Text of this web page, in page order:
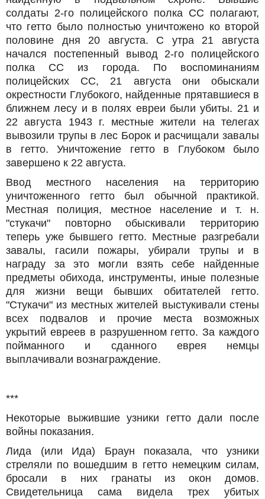
солдаты 2-го полицейского полка СС полагают,
что гетто было полностью уничтожено ко второй
половине дня 20 августа. С утра 21 августа
начался постепенный вывод 2-го полицейского
полка СС из города. По воспоминаниям
полицейских СС, 21 августа они обыскали
окрестности Глубокого, найденные прятавшиеся в
ближнем лесу и в полях евреи были убиты. 21 и
22 августа 1943 г. местные жители на телегах
вывозили трупы в лес Борок и расчищали завалы
в гетто. Уничтожение гетто в Глубоком было
завершено к 22 августа.
Ввод местного населения на территорию
уничтоженного гетто был обычной практикой.
Местная полиция, местное население и т. н.
"стукачи" повторно обыскивали территорию
теперь уже бывшего гетто. Местные разгребали
завалы, гасили пожары, убирали трупы и в
награду за это могли взять себе найденные
предметы обихода, инструменты, иные полезные
для жизни вещи бывших обитателей гетто.
"Стукачи" из местных жителей выстукивали стены
всех подвалов и прочие места возможных
укрытий евреев в разрушенном гетто. За каждого
пойманного и сданного еврея немцы
выплачивали вознаграждение.
***
Некоторые выжившие узники гетто дали после
войны показания.
Лида (или Ида) Браун показала, что узники
стреляли по вошедшим в гетто немецким силам,
бросали в них гранаты из окон домов.
Свидетельница сама видела трех убитых